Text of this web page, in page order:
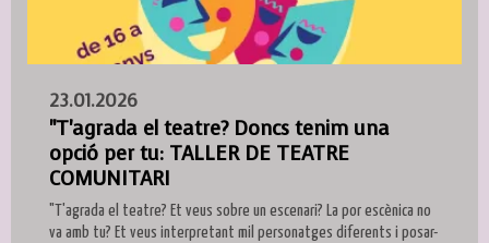
23.01.2026
"T'agrada el teatre? Doncs tenim una
opció per tu: TALLER DE TEATRE
COMUNITARI
"T'agrada el teatre? Et veus sobre un escenari? La por escènica no
va amb tu? Et veus interpretant mil personatges diferents i posar-